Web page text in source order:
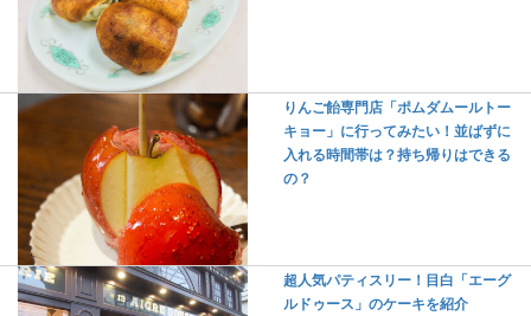
りんご飴専門店「ポムダムールトー
キョー」に行ってみたい！並ばずに
入れる時間帯は？持ち帰りはできる
の？
超人気パティスリー！目白「エーグ
ルドゥース」のケーキを紹介